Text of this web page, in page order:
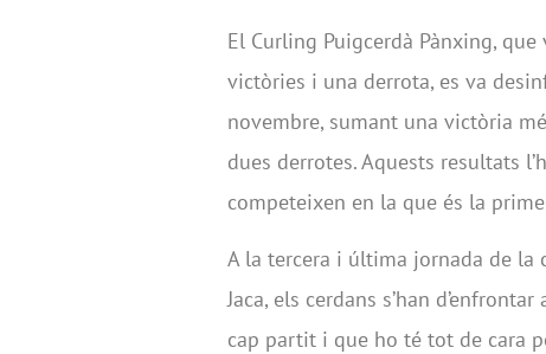
El Curling Puigcerdà Pànxing,
victòries i una derrota, es va
novembre, sumant una victòria
dues derrotes. Aquests resultats
competeixen en la que és la
A la tercera i última jornada de la
Jaca, els cerdans s’han
cap partit i que ho té tot de cara